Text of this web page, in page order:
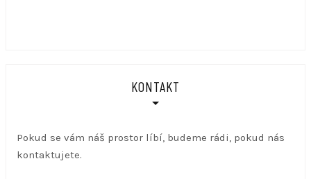
KONTAKT
Pokud se vám náš prostor líbí, budeme rádi, pokud nás
kontaktujete.